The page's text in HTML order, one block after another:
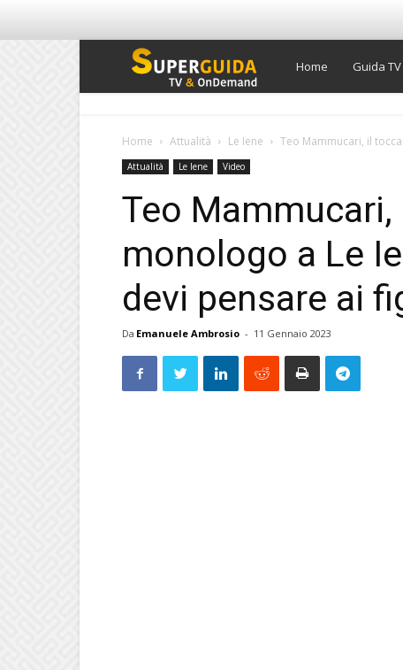
Super
Home Guida TV
Home Attualità Le Iene Teo Mammucari, il
Attualità Le Iene Video
Teo
monologo a Le
devi pensare ai
Da Emanuele Ambrosio - 11 Gennaio 2023